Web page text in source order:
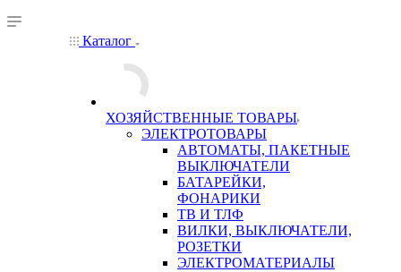
Каталог
ХОЗЯЙСТВЕННЫЕ ТОВАРЫ
ЭЛЕКТРОТОВАРЫ
АВТОМАТЫ, ПАКЕТНЫЕ
ВЫКЛЮЧАТЕЛИ
БАТАРЕЙКИ,
ФОНАРИКИ
ТВ И ТЛФ
ВИЛКИ, ВЫКЛЮЧАТЕЛИ,
РОЗЕТКИ
ЭЛЕКТРОМАТЕРИАЛЫ